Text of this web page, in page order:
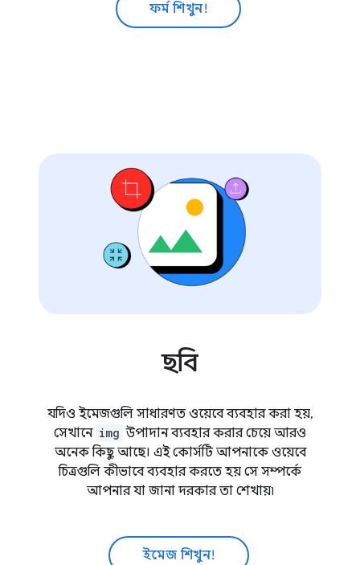
ফর্ম শিখুন!
ছবি
যদিও ইমেজগুলি সাধারণত ওয়েবে ব্যবহার করা হয়,
সেখানে img উপাদান ব্যবহার করার চেয়ে আরও
অনেক কিছু আছে। এই কোর্সটি আপনাকে ওয়েবে
চিত্রগুলি কীভাবে ব্যবহার করতে হয় সে সম্পর্কে
আপনার যা জানা দরকার তা শেখায়৷
ইমেজ শিখুন!